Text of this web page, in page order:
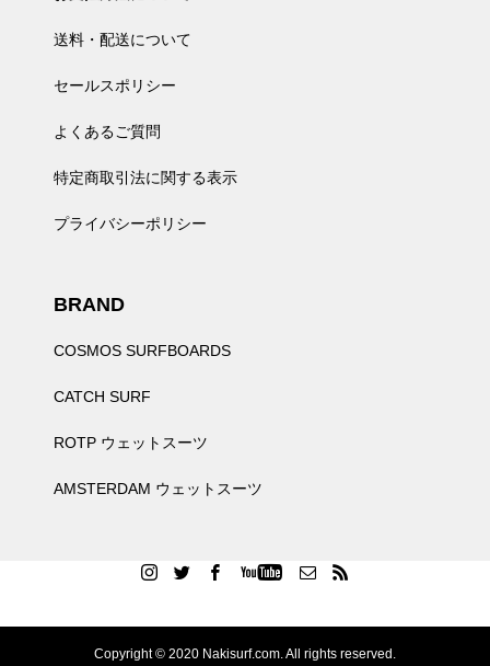
送料・配送について
セールスポリシー
よくあるご質問
特定商取引法に関する表示
プライバシーポリシー
BRAND
COSMOS SURFBOARDS
CATCH SURF
ROTP ウェットスーツ
AMSTERDAM ウェットスーツ
Copyright © 2020 Nakisurf.com. All rights reserved.